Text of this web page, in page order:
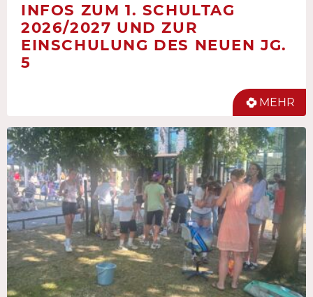
INFOS ZUM 1. SCHULTAG
2026/2027 UND ZUR
EINSCHULUNG DES NEUEN JG.
5
MEHR